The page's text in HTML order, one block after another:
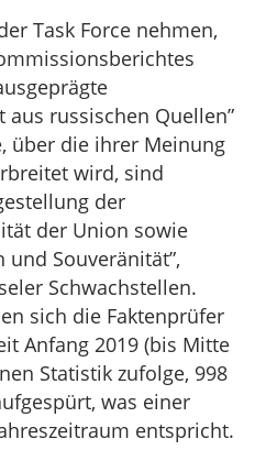
Task Force nehmen,
russischen Quellen”
über die ihrer Meinung
wird, sind
der
der Union sowie
Souveränität”,
Schwachstellen.
sich die Faktenprüfer
Anfang 2019 (bis Mitte
Statistik zufolge, 998
was einer
entspricht.